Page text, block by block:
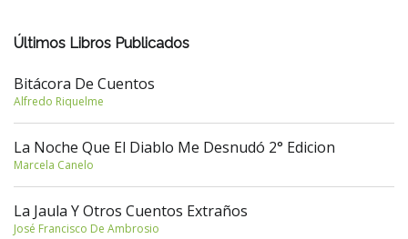
Últimos Libros Publicados
Bitácora De Cuentos
Alfredo Riquelme
La Noche Que El Diablo Me Desnudó 2° Edicion
Marcela Canelo
La Jaula Y Otros Cuentos Extraños
José Francisco De Ambrosio